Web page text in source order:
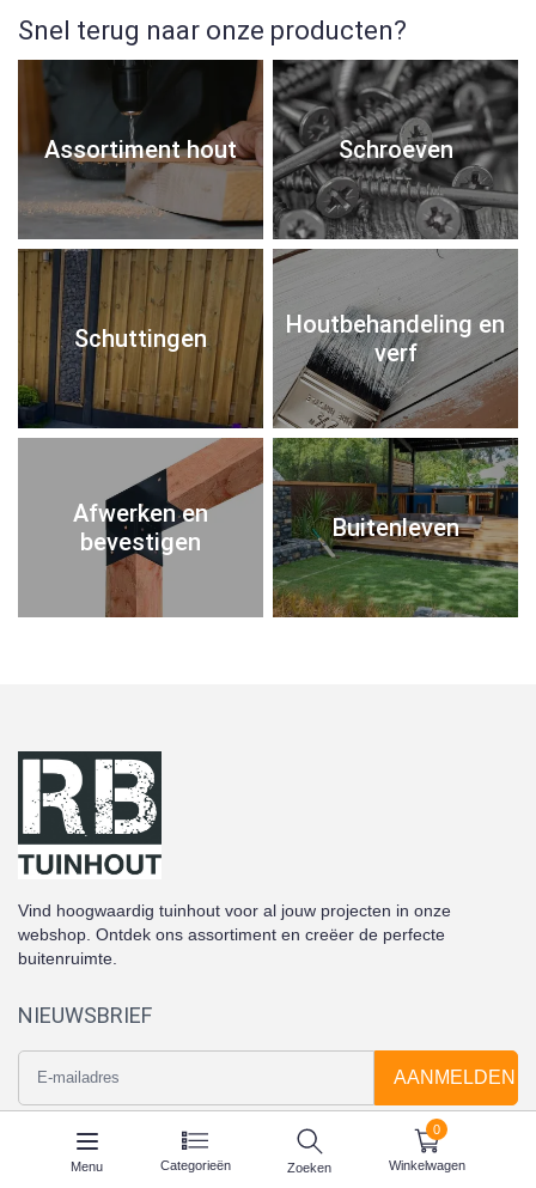
Menu Categorieën Zoeken Winkelwagen
0
Snel terug naar onze producten?
Assortiment hout Schroeven
Schuttingen
Houtbehandeling en
verf
Afwerken en
bevestigen
Buitenleven
Vind hoogwaardig tuinhout voor al jouw projecten in onze
webshop. Ontdek ons assortiment en creëer de perfecte
buitenruimte.
NIEUWSBRIEF
AANMELDEN
INFORMATIE